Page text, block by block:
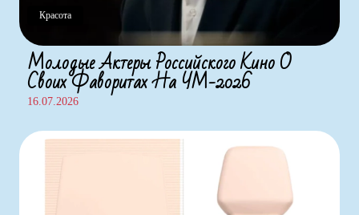
Красота
Молодые Актеры Российского Кино О
Своих Фаворитах На ЧМ-2026
16.07.2026